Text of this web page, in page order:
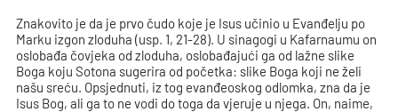
Znakovito je da je prvo čudo koje je Isus učinio u Evanđelju po
Marku izgon zloduha (usp. 1, 21-28). U sinagogi u Kafarnaumu on
oslobađa čovjeka od zloduha, oslobađajući ga od lažne slike
Boga koju Sotona sugerira od početka: slike Boga koji ne želi
našu sreću. Opsjednuti, iz tog evanđeoskog odlomka, zna da je
Isus Bog, ali ga to ne vodi do toga da vjeruje u njega. On, naime,